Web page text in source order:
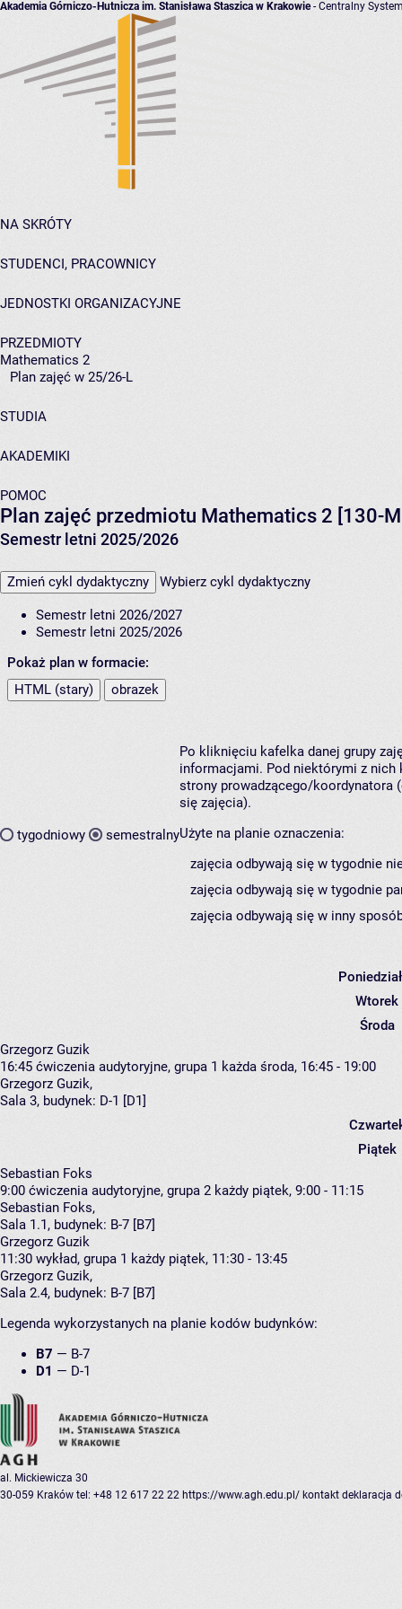
Akademia Górniczo-Hutnicza im. Stanisława Staszica w Krakowie- Centralny
NA SKRÓTY
STUDENCI, PRACOWNICY
JEDNOSTKI ORGANIZACYJNE
PRZEDMIOTY
Mathematics 2
Plan zajęć w 25/26-L
STUDIA
AKADEMIKI
POMOC
Plan zajęć przedmiotu Mathematics 2 [130-
Semestr letni 2025/2026
Zmień cykl dydaktyczny Wybierz cykl dydaktyczny
Semestr letni 2026/2027
Semestr letni 2025/2026
Pokaż plan w formacie:
HTML (stary)
obrazek
tygodniowy semestralny
Po kliknięciu kafelka danej grupy
informacjami. Pod niektórymi z nich
strony prowadzącego/koordynatora
się zajęcia).
Użyte na planie oznaczenia:
zajęcia odbywają się w tygodnie
zajęcia odbywają się w tygodnie
zajęcia odbywają się w inny
Wtorek
Środa
Grzegorz Guzik
16:45 ćwiczenia audytoryjne, grupa 1 każda środa, 16:45 - 19:00
Grzegorz Guzik,
Sala 3, budynek: D-1 [D1]
Piątek
Sebastian Foks
9:00 ćwiczenia audytoryjne, grupa 2 każdy piątek, 9:00 - 11:15
Sebastian Foks,
Sala 1.1, budynek: B-7 [B7]
Grzegorz Guzik
11:30 wykład, grupa 1 każdy piątek, 11:30 - 13:45
Grzegorz Guzik,
Sala 2.4, budynek: B-7 [B7]
Legenda wykorzystanych na planie kodów budynków:
B7 — B-7
D1 — D-1
al. Mickiewicza 30
30-059 Kraków tel: +48 12 617 22 22 https://www.agh.edu.pl/ kontakt deklaracja